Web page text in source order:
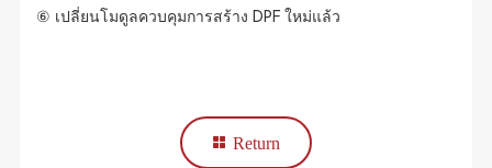
⑥ เปลี่ยนโมดูลควบคุมการสร้าง DPF ใหม่แล้ว
Return